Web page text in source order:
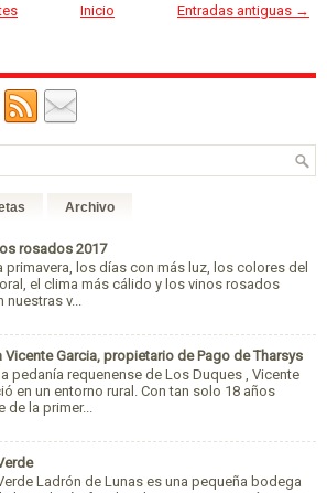
Entradas antiguas →
Inicio
Archivo
rosados 2017
primavera, los días con más luz, los colores del
el clima más cálido y los vinos rosados
nuestras v...
Vicente Garcia, propietario de Pago de Tharsys
pedanía requenense de Los Duques , Vicente
en un entorno rural. Con tan solo 18 años
de la primer...
Ladrón de Lunas es una pequeña bodega